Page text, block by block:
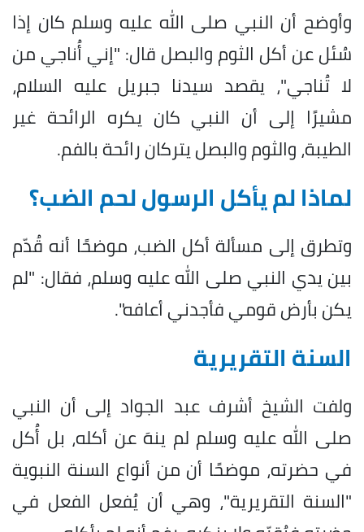
وأوضح أن النبي صلى الله عليه وسلم كان إذا
سُئل عن أكل الثوم والبصل قال: "إني أُناجي من
لا تُناجي"، يقصد سيدنا جبريل عليه السلام،
مشيرًا إلى أن النبي كان يكره الرائحة غير
الطيبة، والثوم والبصل يتركان رائحة بالفم.
لماذا لم يأكل الرسول لحم الضب؟
وتطرق إلى مسألة أكل الضب، موضحًا أنه قُدّم
بين يدي النبي صلى الله عليه وسلم، فقال: "لم
يكن بأرض قومي فأجدني أعافه".
السنة التقريرية
ولفت الشيخ أشرف عبد الجواد إلى أن النبي
صلى الله عليه وسلم لم ينهَ عن أكله، بل أُكل
في حضرته، موضحًا أن من أنواع السنة النبوية
"السنة التقريرية"، وهي أن يُفعل الفعل في